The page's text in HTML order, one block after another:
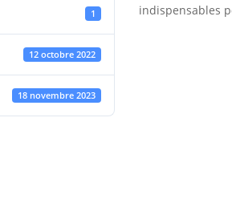
1
12 octobre 2022
18 novembre 2023
indispensables